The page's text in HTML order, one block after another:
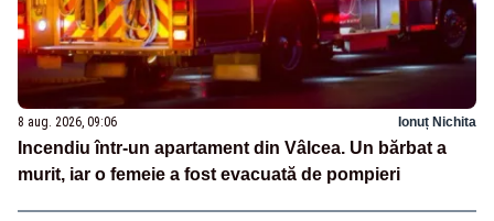
8 aug. 2026, 09:06 Ionuț Nichita
Incendiu într-un apartament din Vâlcea. Un bărbat a
murit, iar o femeie a fost evacuată de pompieri